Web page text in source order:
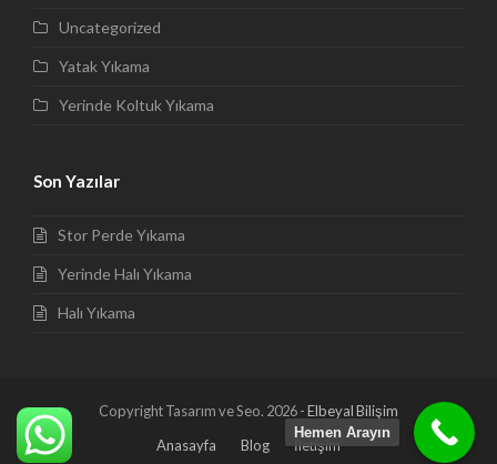
Uncategorized
Yatak Yıkama
Yerinde Koltuk Yıkama
Son Yazılar
Stor Perde Yıkama
Yerinde Halı Yıkama
Halı Yıkama
Copyright Tasarım ve Seo. 2026 -Elbeyal Bilişim
Anasayfa
Blog İletişim
Hemen Arayın